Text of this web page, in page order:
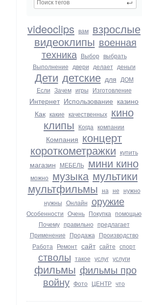
videoclips вам взрослые
видеоклипы военная
техника Выбор выбрать
Выполнение двери делает деньги
Дети детские для ДОМ
Если Зачем игры Изготовление
Интернет Использование казино
Как какие качественных кино
клипы Когда компании
Компания концерт
короткометражки купить
магазин МЕБЕЛЬ мини кино
можно музыка мультики
мультфильмы на не нужно
нужны Онлайн оружие
Особенности Очень Покупка помощью
Почему правильно предлагает
Применение Продажа Производство
Работа Ремонт сайт сайте спорт
стволы такое услуг услуги
фильмы фильмы про
войну Фото ЦЕНТР что